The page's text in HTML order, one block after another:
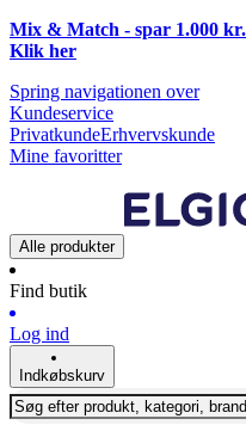
Mix & Match - spar 1.000
Klik her
Spring navigationen over
Kundeservice
PrivatkundeErhvervskunde
Mine favoritter
Alle produkter
Find butik
Log ind
Indkøbskurv